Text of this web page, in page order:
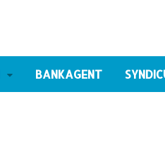
BANKAGENT